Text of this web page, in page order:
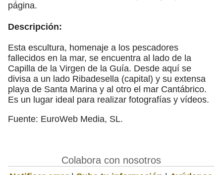
página.
Descripción:
Esta escultura, homenaje a los pescadores
fallecidos en la mar, se encuentra al lado de la
Capilla de la Virgen de la Guía. Desde aquí se
divisa a un lado Ribadesella (capital) y su extensa
playa de Santa Marina y al otro el mar Cantábrico.
Es un lugar ideal para realizar fotografías y vídeos.
Fuente: EuroWeb Media, SL.
Colabora con nosotros